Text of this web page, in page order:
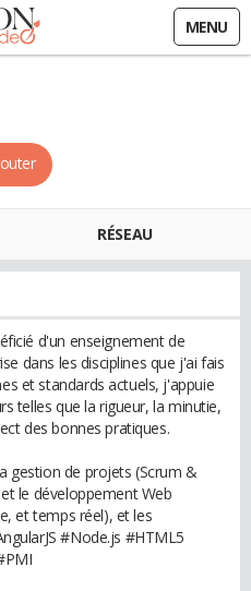
MENU
RÉSEAU
d'un enseignement de
dans les disciplines que j'ai fais
et standards actuels, j'appuie
telles que la rigueur, la minutie,
des bonnes pratiques.
gestion de projets (Scrum &
le développement Web
et temps réel), et les
#Node.js #HTML5